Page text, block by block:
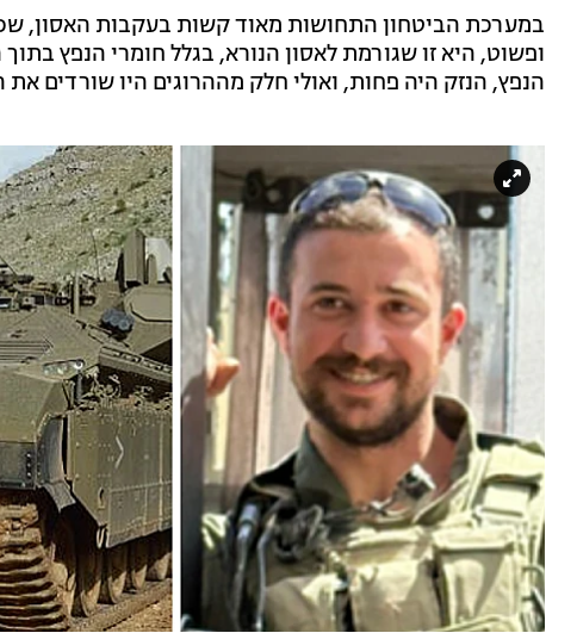
ופשוט, היא זו שגורמת לאסון הנורא, בגלל חומרי הנפץ
הנפץ, הנזק היה פחות, ואולי חלק מההרוגים היו שורדים